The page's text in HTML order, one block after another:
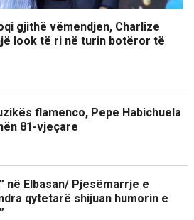
gjithë vëmendjen, Charlize
look të ri në turin botëror të
flamenco, Pepe Habichuela
81-vjeçare
në Elbasan/ Pjesëmarrje e
qytetarë shijuan humorin e